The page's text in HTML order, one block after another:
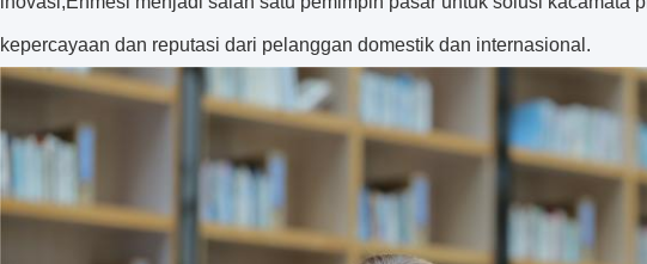
kepercayaan dan reputasi dari pelanggan domestik dan internasional.